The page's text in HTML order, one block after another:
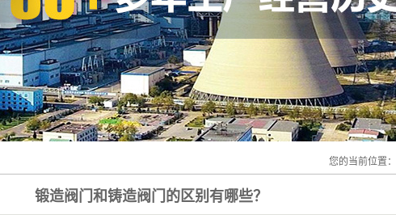
您的当前位置：
锻造阀门和铸造阀门的区别有哪些？